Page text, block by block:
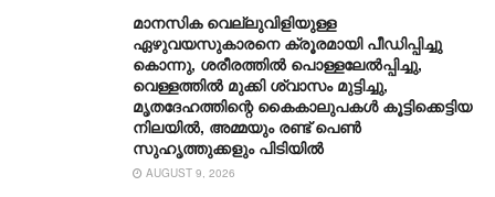
മാനസിക വെല്ലുവിളിയുള്ള
ഏഴുവയസുകാരനെ ക്രൂരമായി പീഡിപ്പിച്ചു
കൊന്നു, ശരീരത്തില്‍ പൊള്ളലേല്‍പ്പിച്ചു,
വെള്ളത്തില്‍ മുക്കി ശ്വാസം മുട്ടിച്ചു,
മൃതദേഹത്തിന്റെ കൈകാലുപകള്‍ കൂട്ടിക്കെട്ടിയ
നിലയില്‍, അമ്മയും രണ്ട് പെണ്‍
സുഹൃത്തുക്കളും പിടിയില്‍
AUGUST 9, 2026